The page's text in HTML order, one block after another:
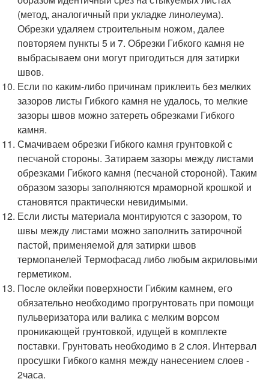
(метод, аналогичный при укладке линолеума).
Обрезки удаляем строительным ножом, далее
повторяем пункты 5 и 7. Обрезки Гибкого камня не
выбрасываем они могут пригодиться для затирки
швов.
Если по каким-либо причинам приклеить без мелких
зазоров листы Гибкого камня не удалось, то мелкие
зазоры швов можно затереть обрезками Гибкого
камня.
Смачиваем обрезки Гибкого камня грунтовкой с
песчаной стороны. Затираем зазоры между листами
обрезками Гибкого камня (песчаной стороной). Таким
образом зазоры заполняются мраморной крошкой и
становятся практически невидимыми.
Если листы материала монтируются с зазором, то
швы между листами можно заполнить затирочной
пастой, применяемой для затирки швов
термопанелей Термофасад либо любым акриловыми
герметиком.
После оклейки поверхности Гибким камнем, его
обязательно необходимо прогрунтовать при помощи
пульверизатора или валика с мелким ворсом
проникающей грунтовкой, идущей в комплекте
поставки. Грунтовать необходимо в 2 слоя. Интервал
просушки Гибкого камня между нанесением слоев -
2часа.